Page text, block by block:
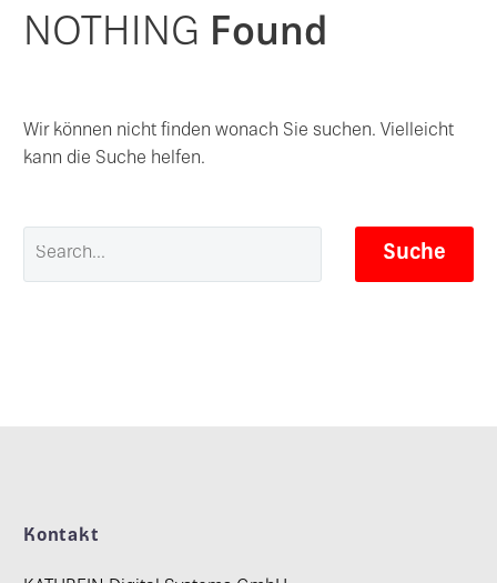
NOTHING Found
Wir können nicht finden wonach Sie suchen. Vielleicht
kann die Suche helfen.
Suche
Kontakt